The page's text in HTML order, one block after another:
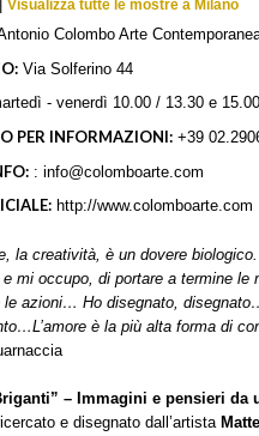
| Visualizza tutte le mostre a Milano
Colombo Arte
Via Solferino 44
- venerdì 10.00 / 13.30 e
PER INFORMAZIONI: +39
: info@colomboarte.com
http://www.colomboarte.com
la creatività, è un dovere
mi occupo, di portare a termine
le azioni… Ho disegnato,
è la più alta forma di
– Immagini e pensieri da
e disegnato dall’artista